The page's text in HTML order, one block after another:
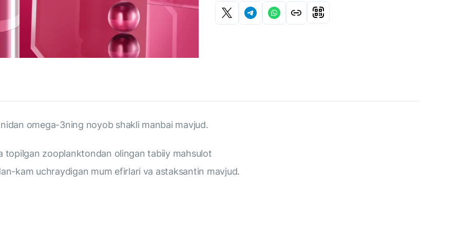
omega-3ning noyob shakli manbai mavjud.
topilgan zooplanktondan olingan tabiiy mahsulot
kam uchraydigan mum efirlari va astaksantin mavjud.